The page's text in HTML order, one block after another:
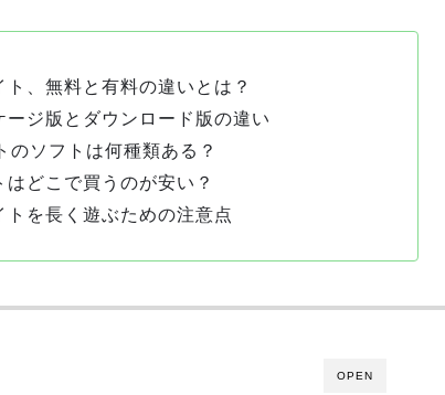
、無料と有料の違いとは？
ジ版とダウンロード版の違い
ソフトは何種類ある？
どこで買うのが安い？
を長く遊ぶための注意点
OPEN